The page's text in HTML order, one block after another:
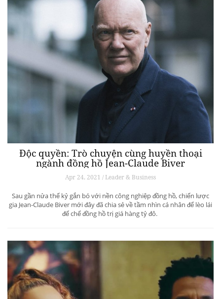
Độc quyền: Trò chuyện cùng huyền thoại
ngành đồng hồ Jean-Claude Biver
Apr 24, 2021 / Leader & Business
Sau gần nửa thế kỷ gắn bó với nền công nghiệp đồng hồ, chiến lược
gia Jean-Claude Biver mới đây đã chia sẻ về tầm nhìn cá nhân để lèo lái
đế chế đồng hồ trị giá hàng tỷ đô.